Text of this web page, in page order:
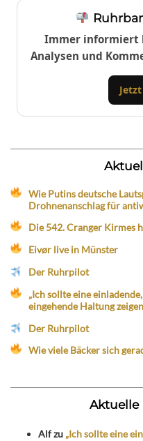
Immer informiert
Analysen und
Wie Putins deutsche
Drohnenanschlag für
Die 542. Cranger Kirmes
Eivør live in Münster
Der Ruhrpilot
„Ich sollte eine
eingehende Haltung
Der Ruhrpilot
Wie viele Bäcker sich
Aktuelle
Alfzu „Ich sollte eine